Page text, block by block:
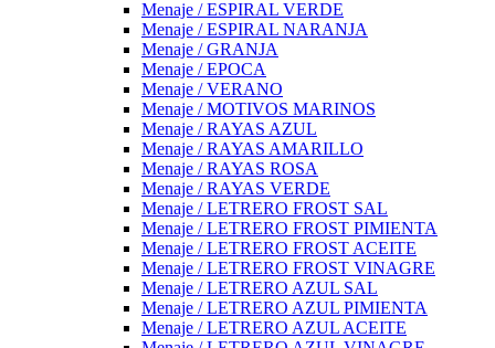
Menaje / ESPIRAL VERDE
Menaje / ESPIRAL NARANJA
Menaje / GRANJA
Menaje / EPOCA
Menaje / VERANO
Menaje / MOTIVOS MARINOS
Menaje / RAYAS AZUL
Menaje / RAYAS AMARILLO
Menaje / RAYAS ROSA
Menaje / RAYAS VERDE
Menaje / LETRERO FROST SAL
Menaje / LETRERO FROST PIMIENTA
Menaje / LETRERO FROST ACEITE
Menaje / LETRERO FROST VINAGRE
Menaje / LETRERO AZUL SAL
Menaje / LETRERO AZUL PIMIENTA
Menaje / LETRERO AZUL ACEITE